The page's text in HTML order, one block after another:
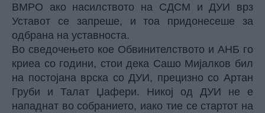
ВМРО ако насилството на СДСМ и ДУИ врз
Уставот се запреше, и тоа придонесеше за
одбрана на уставноста.
Во сведочењето кое Обвинителството и АНБ го
криеа со години, стои дека Сашо Мијалков бил
на постојана врска со ДУИ, прецизно со Артан
Груби и Талат Џафери. Никој од ДУИ не е
нападнат во собранието, иако тие се стартот на